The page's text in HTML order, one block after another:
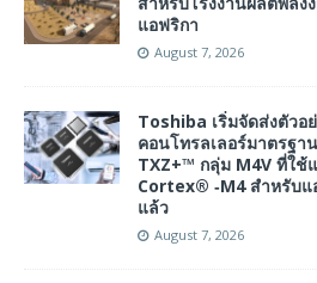
แอฟริกา
August 7, 2026
Toshiba เริ่มจัดส่งตัวอ
คอนโทรลเลอร์มาตรฐา
TXZ+™ กลุ่ม M4V ที่ใ
Cortex® ‑M4 สำหรับ
แล้ว
August 7, 2026